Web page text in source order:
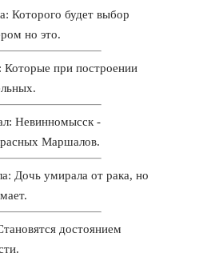
Которого будет выбор
но это.
Которые при построении
Невинномысск -
Маршалов.
Дочь умирала от рака, но
достоянием